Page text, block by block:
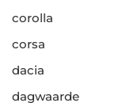
corolla
corsa
dacia
dagwaarde